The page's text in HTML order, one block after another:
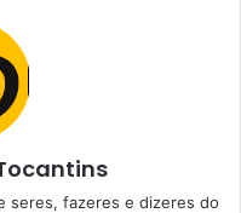
seres, fazeres e dizeres do